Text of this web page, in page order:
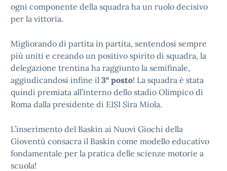
ogni componente della squadra ha un ruolo decisivo
per la vittoria.
Migliorando di partita in partita, sentendosi sempre
più uniti e creando un positivo spirito di squadra, la
delegazione trentina ha raggiunto la semifinale,
aggiudicandosi infine il 3° posto! La squadra è stata
quindi premiata all’interno dello stadio Olimpico di
Roma dalla presidente di EISI Sira Miola.
L’inserimento del Baskin ai Nuovi Giochi della
Gioventù consacra il Baskin come modello educativo
fondamentale per la pratica delle scienze motorie a
scuola!